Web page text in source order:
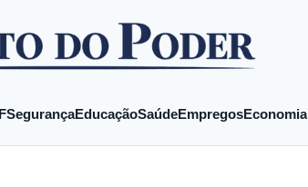
SegurançaEducaçãoSaúdeEmpregosEconomia